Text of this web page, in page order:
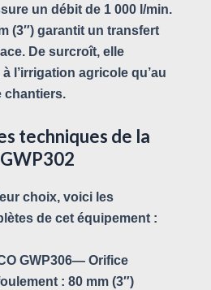
un débit de 1 000 l/min.
(3″) garantit un transfert
De surcroît, elle
l’irrigation agricole qu’au
chantiers.
techniques de la
choix, voici les
de cet équipement :
GWP306— Orifice
: 80 mm (3″)